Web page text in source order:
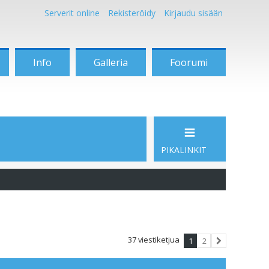
Serverit online Rekisteröidy Kirjaudu sisään
Info Galleria Foorumi
PIKALINKIT
37 viestiketjua 1
2